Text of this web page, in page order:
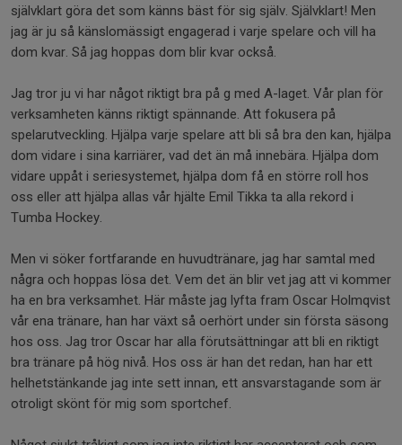
självklart göra det som känns bäst för sig själv. Självklart! Men
jag är ju så känslomässigt engagerad i varje spelare och vill ha
dom kvar. Så jag hoppas dom blir kvar också.
Jag tror ju vi har något riktigt bra på g med A-laget. Vår plan för
verksamheten känns riktigt spännande. Att fokusera på
spelarutveckling. Hjälpa varje spelare att bli så bra den kan, hjälpa
dom vidare i sina karriärer, vad det än må innebära. Hjälpa dom
vidare uppåt i seriesystemet, hjälpa dom få en större roll hos
oss eller att hjälpa allas vår hjälte Emil Tikka ta alla rekord i
Tumba Hockey.
Men vi söker fortfarande en huvudtränare, jag har samtal med
några och hoppas lösa det. Vem det än blir vet jag att vi kommer
ha en bra verksamhet. Här måste jag lyfta fram Oscar Holmqvist
vår ena tränare, han har växt så oerhört under sin första säsong
hos oss. Jag tror Oscar har alla förutsättningar att bli en riktigt
bra tränare på hög nivå. Hos oss är han det redan, han har ett
helhetstänkande jag inte sett innan, ett ansvarstagande som är
otroligt skönt för mig som sportchef.